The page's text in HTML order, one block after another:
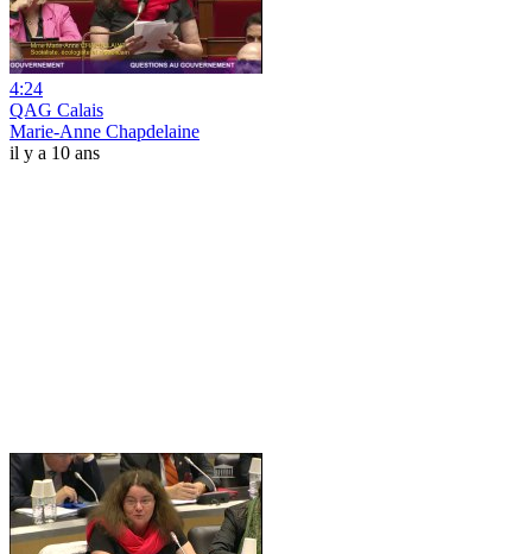
4:24
QAG Calais
Marie-Anne Chapdelaine
il y a 10 ans